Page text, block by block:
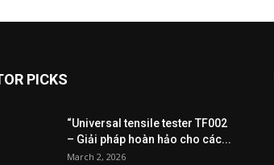
PICKS
“Universal tensile tester TF002
– Giải pháp hoàn hảo cho các...
March 2, 2026